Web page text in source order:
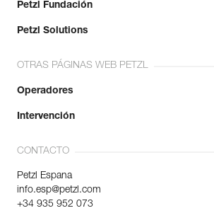
Petzl Fundación
Petzl Solutions
OTRAS PÁGINAS WEB PETZL
Operadores
Intervención
CONTACTO
Petzl Espana
info.esp@petzl.com
+34 935 952 073